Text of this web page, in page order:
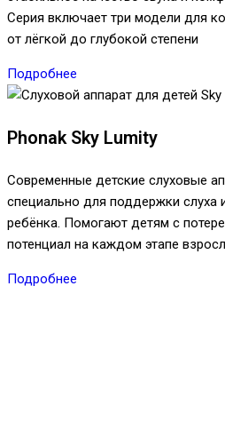
Серия включает три модели для
от лёгкой до глубокой степени
Подробнее
Phonak Sky Lumity
Современные детские слуховые
специально для поддержки слуха
ребёнка. Помогают детям с
потенциал на каждом этапе
Подробнее